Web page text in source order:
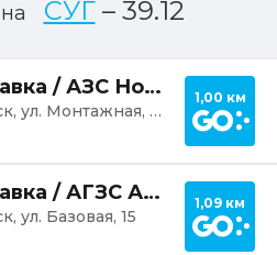
СУГ– 39.12
Авто Заправка / АЗС Новатор
г. Альметьевск, ул. Монтажная, 2/2
1,00 км
Авто Заправка / АГЗС Альгазком
ул. Базовая, 15
1,09 км